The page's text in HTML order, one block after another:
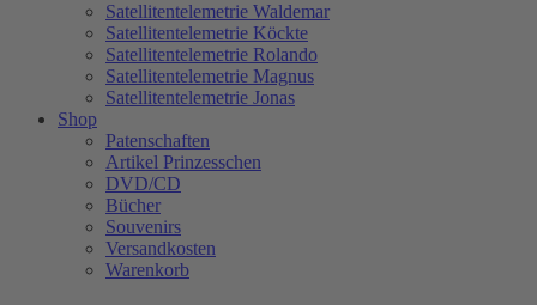
Satellitentelemetrie Waldemar
Satellitentelemetrie Köckte
Satellitentelemetrie Rolando
Satellitentelemetrie Magnus
Satellitentelemetrie Jonas
Shop
Patenschaften
Artikel Prinzesschen
DVD/CD
Bücher
Souvenirs
Versandkosten
Warenkorb